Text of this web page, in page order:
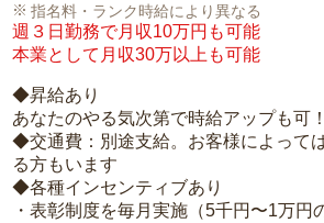
指名料・ランク時給により異なる
週３日勤務で月収10万円も可能
本業として月収30万以上も可能
◆昇給あり
あなたのやる気次第で時給アップも可！
◆交通費：別途支給。お客様によって
る方もいます
◆各種インセンティブあり
・表彰制度を毎月実施（5千円〜1万円